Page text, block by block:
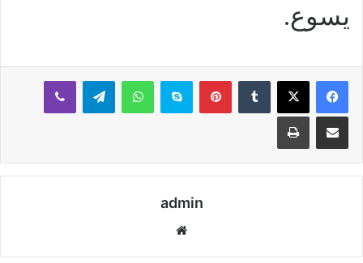
يسوع.
بينتيريستسكايب واتساب تيلقرام ڤايبر
مشاركة عبر البريد طباعة
admin